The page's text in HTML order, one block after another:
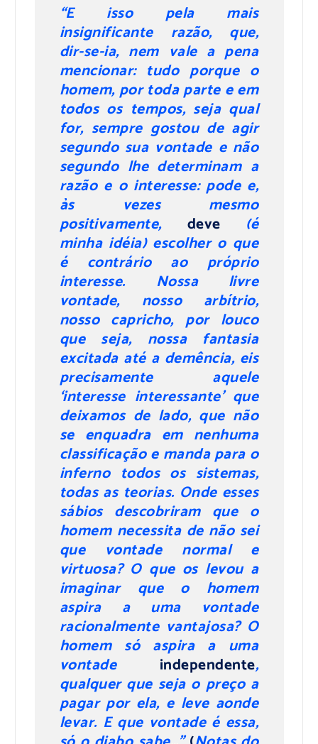
“E isso pela mais
insignificante razão, que,
dir-se-ia, nem vale a pena
mencionar: tudo porque o
homem, por toda parte e em
todos os tempos, seja qual
for, sempre gostou de agir
segundo sua vontade e não
segundo lhe determinam a
razão e o interesse: pode e,
às vezes mesmo
positivamente, deve (é
minha idéia) escolher o que
é contrário ao próprio
interesse. Nossa livre
vontade, nosso arbítrio,
nosso capricho, por louco
que seja, nossa fantasia
excitada até a demência, eis
precisamente aquele
‘interesse interessante’ que
deixamos de lado, que não
se enquadra em nenhuma
classificação e manda para o
inferno todos os sistemas,
todas as teorias. Onde esses
sábios descobriram que o
homem necessita de não sei
que vontade normal e
virtuosa? O que os levou a
imaginar que o homem
aspira a uma vontade
racionalmente vantajosa? O
homem só aspira a uma
vontade independente,
qualquer que seja o preço a
pagar por ela, e leve aonde
levar. E que vontade é essa,